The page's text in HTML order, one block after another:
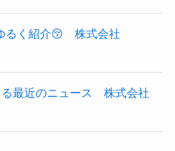
るく紹介😚 株式会社
る最近のニュース 株式会社